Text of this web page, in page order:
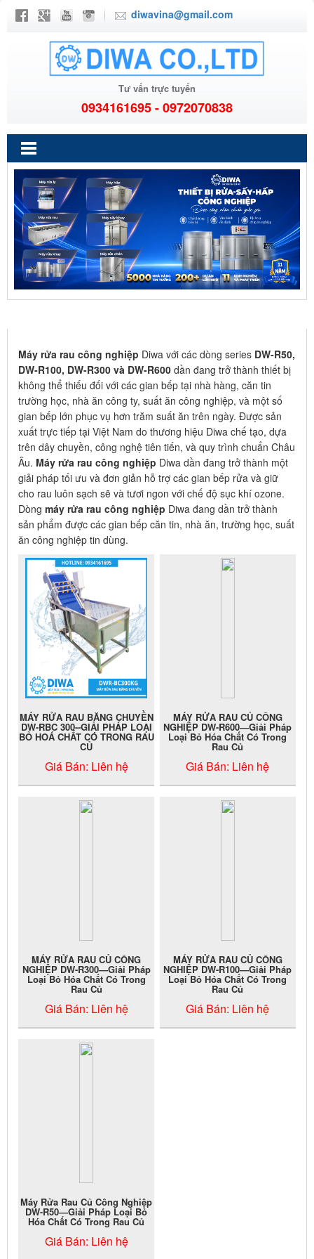
diwavina@gmail.com
Tư vấn trực tuyến
0934161695 - 0972070838
Máy rửa rau công nghiệp Diwa với các dòng series DW-R50,
DW-R100, DW-R300 và DW-R600 dần đang trở thành thiết bị
không thể thiếu đối với các gian bếp tại nhà hàng, căn tin
trường học, nhà ăn công ty, suất ăn công nghiệp, và một số
gian bếp lớn phục vụ hơn trăm suất ăn trên ngày. Được sản
xuất trực tiếp tại Việt Nam do thương hiệu Diwa chế tạo, dựa
trên dây chuyền, công nghệ tiên tiến, và quy trình chuẩn Châu
Âu. Máy rửa rau công nghiệp Diwa dần đang trở thành một
giải pháp tối ưu và đơn giản hỗ trợ các gian bếp rửa và giữ
cho rau luôn sạch sẽ và tươi ngon với chế độ sục khí ozone.
Dòng máy rửa rau công nghiệp Diwa đang dần trở thành
sản phẩm được các gian bếp căn tin, nhà ăn, trường học, suất
ăn công nghiệp tin dùng.
MÁY RỬA RAU BĂNG CHUYỀN
DW-RBC 300--GIẢI PHÁP LOẠI
BỎ HOÁ CHẤT CÓ TRONG RAU
CỦ
Giá Bán: Liên hệ
MÁY RỬA RAU CỦ CÔNG
NGHIỆP DW-R600—Giải Pháp
Loại Bỏ Hóa Chất Có Trong
Rau Củ
Giá Bán: Liên hệ
MÁY RỬA RAU CỦ CÔNG
NGHIỆP DW-R300—Giải Pháp
Loại Bỏ Hóa Chất Có Trong
Rau Củ
Giá Bán: Liên hệ
MÁY RỬA RAU CỦ CÔNG
NGHIỆP DW-R100—Giải Pháp
Loại Bỏ Hóa Chất Có Trong
Rau Củ
Giá Bán: Liên hệ
Máy Rửa Rau Củ Công Nghiệp
DW-R50—Giải Pháp Loại Bỏ
Hóa Chất Có Trong Rau Củ
Giá Bán: Liên hệ